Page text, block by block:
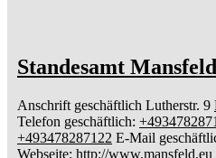
Standesamt Mansfeld
Anschrift geschäftlich Lutherstr. 9
Telefon geschäftlich:
+493478287122 E-Mail
Webseite: http://www.mansfeld.eu